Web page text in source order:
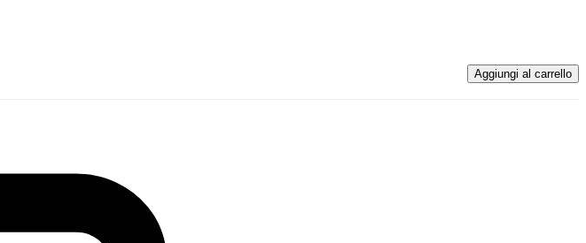
Aggiungi al carrello